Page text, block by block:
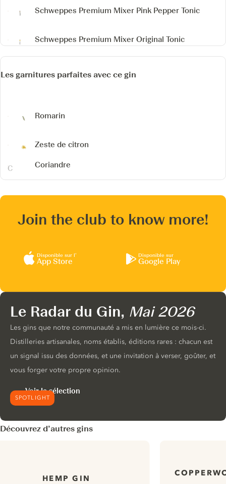
Schweppes Premium Mixer Pink Pepper Tonic
Schweppes Premium Mixer Original Tonic
Les garnitures parfaites avec ce gin
Romarin
Zeste de citron
Coriandre
Join the club to know more!
Disponible sur l’
App Store
Disponible sur
Google Play
SPOTLIGHT
Le Radar du Gin, Mai 2026
Les gins que notre communauté a mis en lumière ce mois-ci.
Distilleries artisanales, noms établis, éditions rares : chacun est
un signal issu des données, et une invitation à verser, goûter, et
vous forger votre propre opinion.
Voir la sélection
Découvrez d’autres gins
HEMP GIN